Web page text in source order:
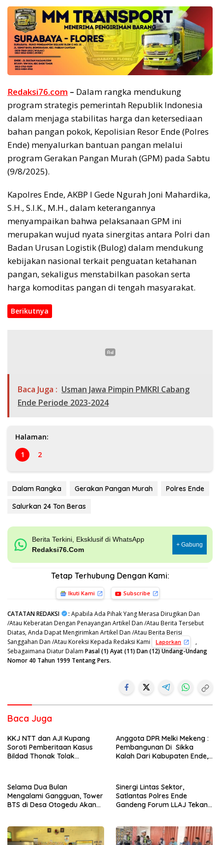
Redaksi76.com – Dalam rangka mendukung
program strategis pemerintah Republik Indonesia
dalam menjaga stabilitas harga dan ketersediaan
bahan pangan pokok, Kepolisian Resor Ende (Polres
Ende) menyalurkan bantuan pangan melalui
program Gerakan Pangan Murah (GPM) pada Sabtu
(9/8/2025).
Kapolres Ende, AKBP I Gede Ngurah Joni Mahardika,
S.H., S.I.K., M.H., dalam keterangannya
menyampaikan bahwa pelaksanaan GPM ini
merupakan wujud nyata sinergitas antara Polri dan
Badan Urusan Logistik (Bulog) dalam mendukung
kebijakan nasional terkait penguatan ketahanan
pangan, sekaligus menstabilkan pasokan serta
harga komoditas pangan di tengah masyarakat.
Berikutnya
Baca Juga : Usman Jawa Pimpin PMKRI Cabang
Ende Periode 2023-2024
Halaman:
1
2
Dalam Rangka Gerakan Pangan Murah
Polres Ende
Salurkan 24 Ton Beras
Berita Terkini, Eksklusif di WhatsApp
Redaksi76.Com
+ Gabung
Tetap Terhubung Dengan Kami:
Ikuti Kami Subscribe
CATATAN REDAKSI : Apabila Ada Pihak Yang Merasa Dirugikan Dan
/Atau Keberatan Dengan Penayangan Artikel Dan /Atau Berita Tersebut
Diatas, Anda Dapat Mengirimkan Artikel Dan /Atau Berita Berisi
Sanggahan Dan /Atau Koreksi Kepada Redaksi Kami
Laporkan
,
Sebagaimana Diatur Dalam Pasal (1) Ayat (11) Dan (12) Undang-Undang
Nomor 40 Tahun 1999 Tentang Pers.
Baca Juga
KKJ NTT dan AJI Kupang
Soroti Pemberitaan Kasus
Bildad Thonak Tolak
Anggota DPR Melki Mekeng :
Pembangunan Di Sikka
Kalah Dari Kabupaten Ende,
Selama Dua Bulan
Mengalami Gangguan, Tower
BTS di Desa Otogedu Akan
Sinergi Lintas Sektor,
Satlantas Polres Ende
Gandeng Forum LLAJ Tekan